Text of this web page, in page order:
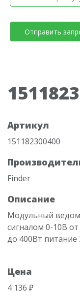
Отправить
Артикул
151182300400
Finder
Описание
Модульный
сигналом 0-10В
до 400Вт питание
Цена
4 136 ₽